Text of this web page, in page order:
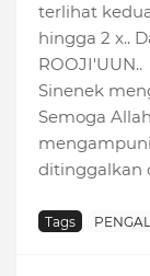
terlihat
hingga 2 x..
ROOJI'UUN..
Sinenek
Semoga
ditinggalkan
Tags